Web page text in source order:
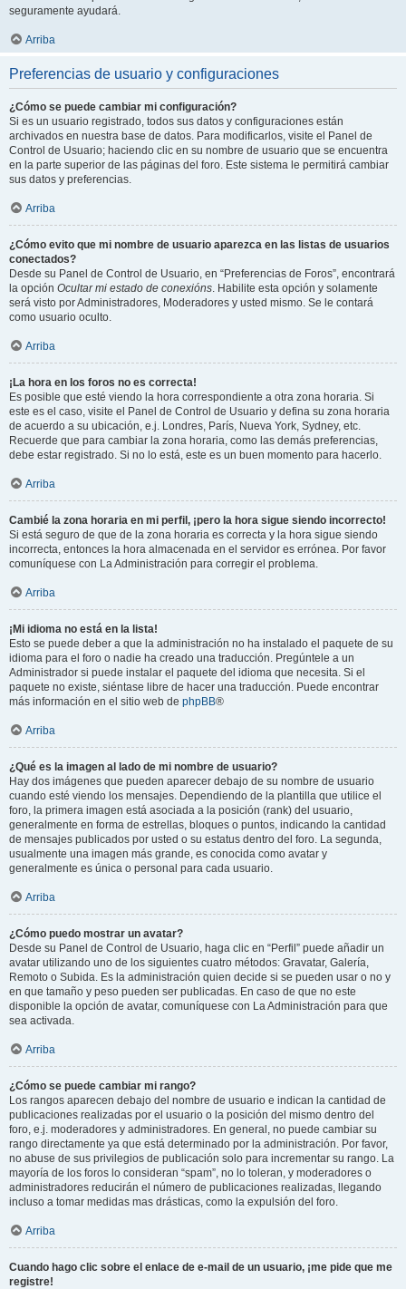
seguramente ayudará.
Arriba
Preferencias de usuario y configuraciones
¿Cómo se puede cambiar mi configuración?
Si es un usuario registrado, todos sus datos y configuraciones están
archivados en nuestra base de datos. Para modificarlos, visite el Panel de
Control de Usuario; haciendo clic en su nombre de usuario que se encuentra
en la parte superior de las páginas del foro. Este sistema le permitirá cambiar
sus datos y preferencias.
Arriba
¿Cómo evito que mi nombre de usuario aparezca en las listas de usuarios
conectados?
Desde su Panel de Control de Usuario, en “Preferencias de Foros”, encontrará
la opción Ocultar mi estado de conexións. Habilite esta opción y solamente
será visto por Administradores, Moderadores y usted mismo. Se le contará
como usuario oculto.
Arriba
¡La hora en los foros no es correcta!
Es posible que esté viendo la hora correspondiente a otra zona horaria. Si
este es el caso, visite el Panel de Control de Usuario y defina su zona horaria
de acuerdo a su ubicación, e.j. Londres, París, Nueva York, Sydney, etc.
Recuerde que para cambiar la zona horaria, como las demás preferencias,
debe estar registrado. Si no lo está, este es un buen momento para hacerlo.
Arriba
Cambié la zona horaria en mi perfil, ¡pero la hora sigue siendo incorrecto!
Si está seguro de que de la zona horaria es correcta y la hora sigue siendo
incorrecta, entonces la hora almacenada en el servidor es errónea. Por favor
comuníquese con La Administración para corregir el problema.
Arriba
¡Mi idioma no está en la lista!
Esto se puede deber a que la administración no ha instalado el paquete de su
idioma para el foro o nadie ha creado una traducción. Pregúntele a un
Administrador si puede instalar el paquete del idioma que necesita. Si el
paquete no existe, siéntase libre de hacer una traducción. Puede encontrar
más información en el sitio web de phpBB®
Arriba
¿Qué es la imagen al lado de mi nombre de usuario?
Hay dos imágenes que pueden aparecer debajo de su nombre de usuario
cuando esté viendo los mensajes. Dependiendo de la plantilla que utilice el
foro, la primera imagen está asociada a la posición (rank) del usuario,
generalmente en forma de estrellas, bloques o puntos, indicando la cantidad
de mensajes publicados por usted o su estatus dentro del foro. La segunda,
usualmente una imagen más grande, es conocida como avatar y
generalmente es única o personal para cada usuario.
Arriba
¿Cómo puedo mostrar un avatar?
Desde su Panel de Control de Usuario, haga clic en “Perfil” puede añadir un
avatar utilizando uno de los siguientes cuatro métodos: Gravatar, Galería,
Remoto o Subida. Es la administración quien decide si se pueden usar o no y
en que tamaño y peso pueden ser publicadas. En caso de que no este
disponible la opción de avatar, comuníquese con La Administración para que
sea activada.
Arriba
¿Cómo se puede cambiar mi rango?
Los rangos aparecen debajo del nombre de usuario e indican la cantidad de
publicaciones realizadas por el usuario o la posición del mismo dentro del
foro, e.j. moderadores y administradores. En general, no puede cambiar su
rango directamente ya que está determinado por la administración. Por favor,
no abuse de sus privilegios de publicación solo para incrementar su rango. La
mayoría de los foros lo consideran “spam”, no lo toleran, y moderadores o
administradores reducirán el número de publicaciones realizadas, llegando
incluso a tomar medidas mas drásticas, como la expulsión del foro.
Arriba
Cuando hago clic sobre el enlace de e-mail de un usuario, ¡me pide que me
registre!